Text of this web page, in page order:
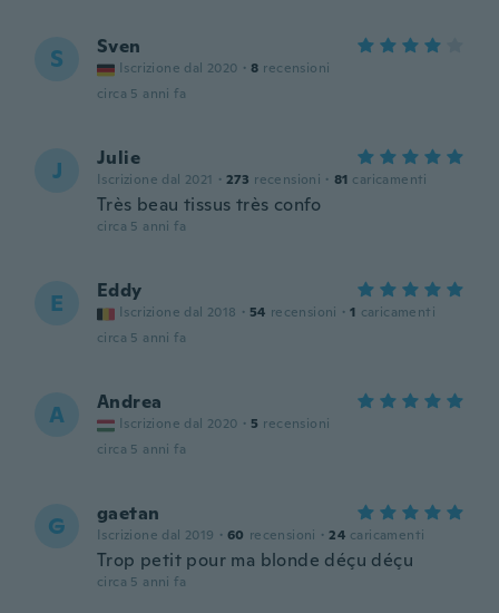
S Sven
Iscrizione dal 2020 · 8 recensioni
circa 5 anni fa
J Julie
Iscrizione dal 2021 · 273 recensioni · 81 caricamenti
Très beau tissus très confo
circa 5 anni fa
E Eddy
Iscrizione dal 2018 · 54 recensioni · 1 caricamenti
circa 5 anni fa
A Andrea
Iscrizione dal 2020 · 5 recensioni
circa 5 anni fa
G gaetan
Iscrizione dal 2019 · 60 recensioni · 24 caricamenti
Trop petit pour ma blonde déçu déçu
circa 5 anni fa